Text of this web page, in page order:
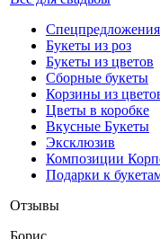
Букеты из роз
Букеты из цветов
Сборные букеты
Корзины из
Цветы в коробке
Вкусные Букеты
Эксклюзив
Композиции
Подарки к
Отзывы
Борис.